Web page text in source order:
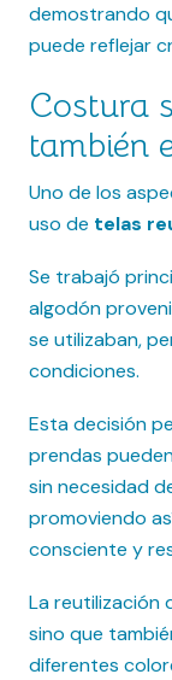
demostrando
puede reflejar
Costura
también
Uno de los
uso de telas
Se trabajó
algodón
se utilizaban,
condiciones.
Esta decisión
prendas
sin necesidad
promoviendo
consciente y
La reutilización
sino que
diferentes